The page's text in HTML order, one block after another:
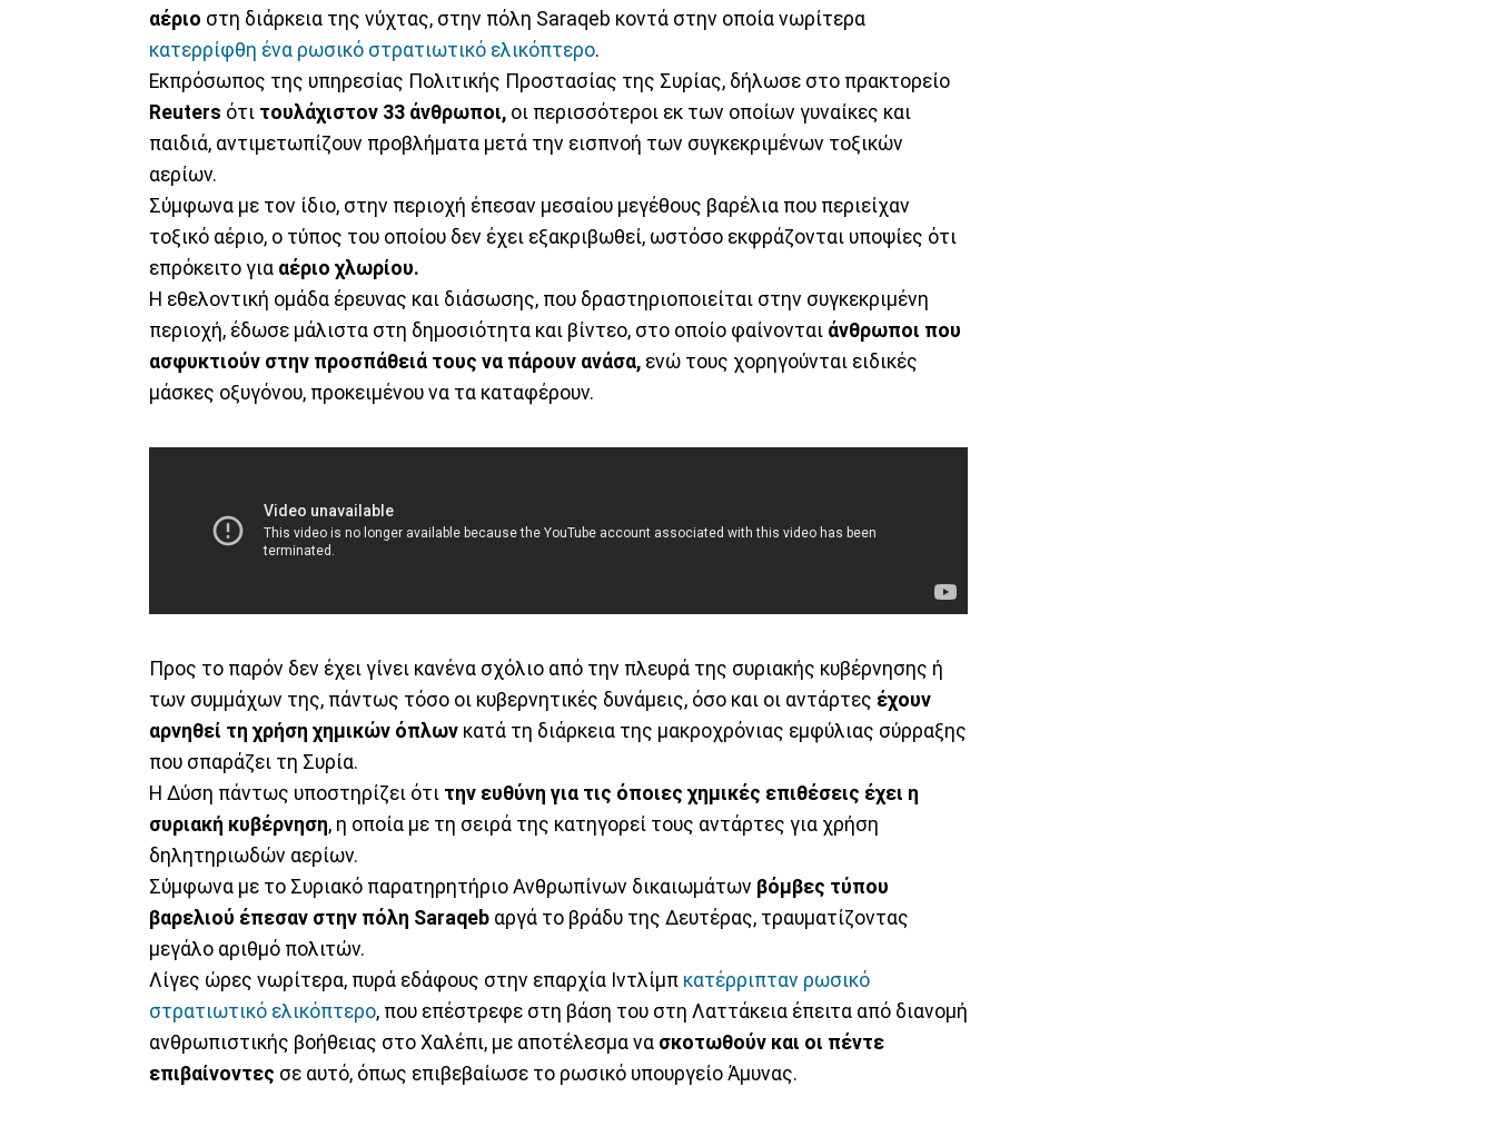
αέριο στη διάρκεια της νύχτας, στην πόλη Saraqeb κοντά στην οποία νωρίτερα
κατερρίφθη ένα ρωσικό στρατιωτικό ελικόπτερο.
Εκπρόσωπος της υπηρεσίας Πολιτικής Προστασίας της Συρίας, δήλωσε στο πρακτορείο
Reuters ότι τουλάχιστον 33 άνθρωποι, οι περισσότεροι εκ των οποίων γυναίκες και
παιδιά, αντιμετωπίζουν προβλήματα μετά την εισπνοή των συγκεκριμένων τοξικών
αερίων.
Σύμφωνα με τον ίδιο, στην περιοχή έπεσαν μεσαίου μεγέθους βαρέλια που περιείχαν
τοξικό αέριο, ο τύπος του οποίου δεν έχει εξακριβωθεί, ωστόσο εκφράζονται υποψίες ότι
επρόκειτο για αέριο χλωρίου.
Η εθελοντική ομάδα έρευνας και διάσωσης, που δραστηριοποιείται στην συγκεκριμένη
περιοχή, έδωσε μάλιστα στη δημοσιότητα και βίντεο, στο οποίο φαίνονται άνθρωποι που
ασφυκτιούν στην προσπάθειά τους να πάρουν ανάσα, ενώ τους χορηγούνται ειδικές
μάσκες οξυγόνου, προκειμένου να τα καταφέρουν.
Προς το παρόν δεν έχει γίνει κανένα σχόλιο από την πλευρά της συριακής κυβέρνησης ή
των συμμάχων της, πάντως τόσο οι κυβερνητικές δυνάμεις, όσο και οι αντάρτες έχουν
αρνηθεί τη χρήση χημικών όπλων κατά τη διάρκεια της μακροχρόνιας εμφύλιας σύρραξης
που σπαράζει τη Συρία.
Η Δύση πάντως υποστηρίζει ότι την ευθύνη για τις όποιες χημικές επιθέσεις έχει η
συριακή κυβέρνηση, η οποία με τη σειρά της κατηγορεί τους αντάρτες για χρήση
δηλητηριωδών αερίων.
Σύμφωνα με το Συριακό παρατηρητήριο Ανθρωπίνων δικαιωμάτων βόμβες τύπου
βαρελιού έπεσαν στην πόλη Saraqeb αργά το βράδυ της Δευτέρας, τραυματίζοντας
μεγάλο αριθμό πολιτών.
Λίγες ώρες νωρίτερα, πυρά εδάφους στην επαρχία Ιντλίμπ κατέρριπταν ρωσικό
στρατιωτικό ελικόπτερο, που επέστρεφε στη βάση του στη Λαττάκεια έπειτα από διανομή
ανθρωπιστικής βοήθειας στο Χαλέπι, με αποτέλεσμα να σκοτωθούν και οι πέντε
επιβαίνοντες σε αυτό, όπως επιβεβαίωσε το ρωσικό υπουργείο Άμυνας.